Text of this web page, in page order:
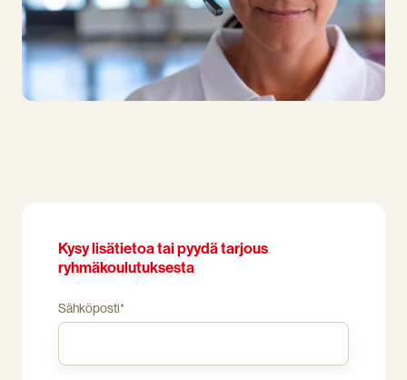
Kysy lisätietoa tai pyydä tarjous
ryhmäkoulutuksesta
Sähköposti*